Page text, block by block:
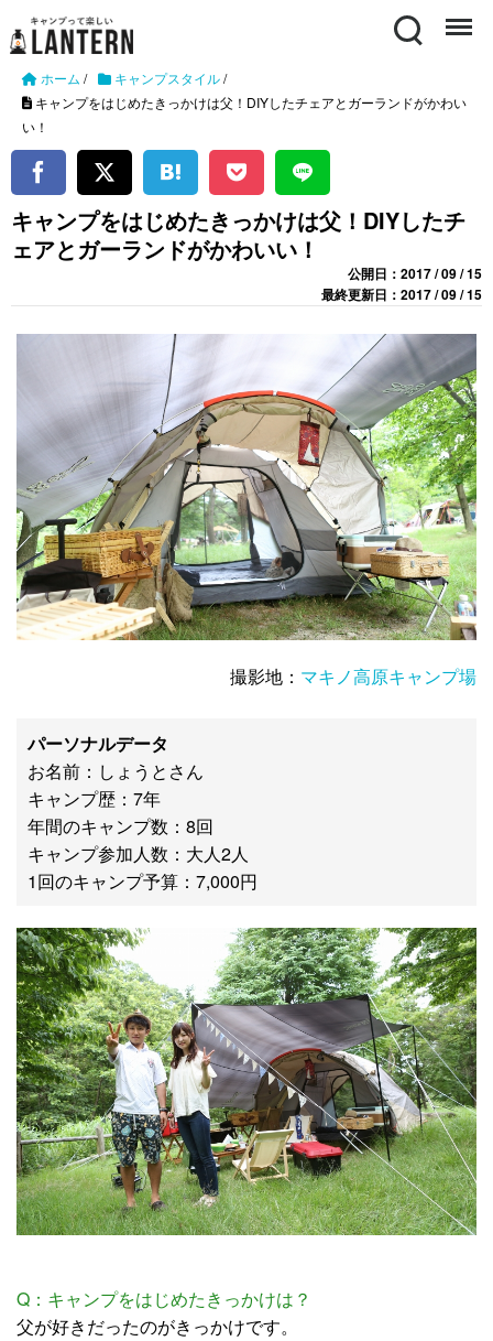
Search Menu
ホーム / キャンプスタイル/
キャンプをはじめたきっかけは父！DIYしたチェアとガーランドがかわい
い！
キャンプをはじめたきっかけは父！DIYしたチ
ェアとガーランドがかわいい！
公開日：2017 / 09 / 15
最終更新日：2017 / 09 / 15
撮影地： マキノ高原キャンプ場
パーソナルデータ
お名前：しょうとさん
キャンプ歴：7年
年間のキャンプ数：8回
キャンプ参加人数：大人2人
1回のキャンプ予算：7,000円
Q：キャンプをはじめたきっかけは？
父が好きだったのがきっかけです。